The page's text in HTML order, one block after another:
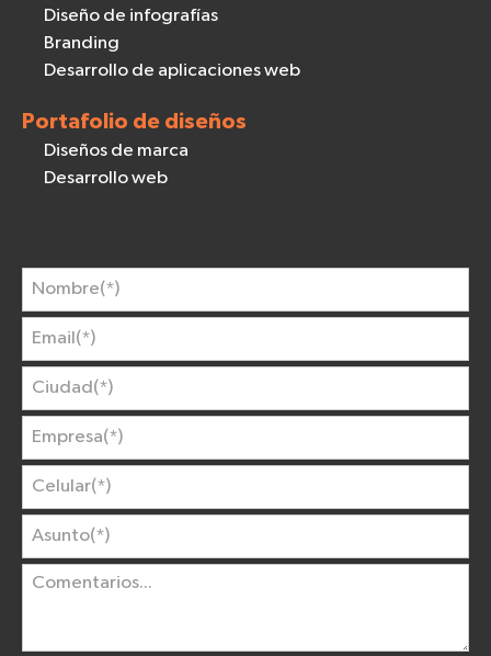
Diseño de infografías
Branding
Desarrollo de aplicaciones web
Portafolio de diseños
Diseños de marca
Desarrollo web